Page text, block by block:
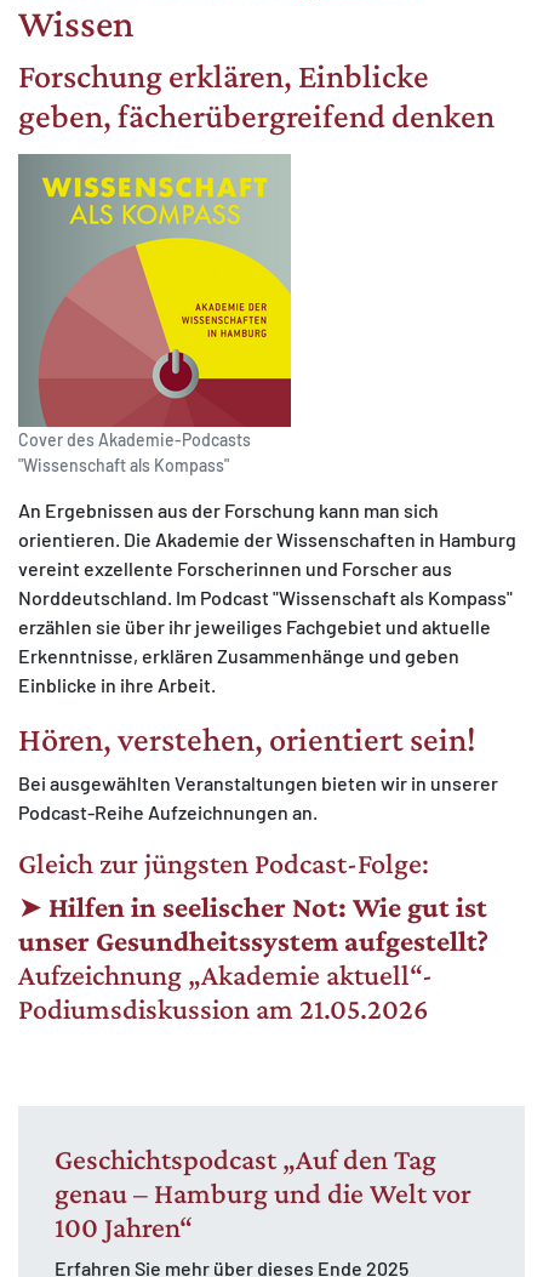
Wissen
Forschung erklären, Einblicke
geben, fächerübergreifend denken
Cover des Akademie-Podcasts
"Wissenschaft als Kompass"
An Ergebnissen aus der Forschung kann man sich
orientieren. Die Akademie der Wissenschaften in Hamburg
vereint exzellente Forscherinnen und Forscher aus
Norddeutschland. Im Podcast "Wissenschaft als Kompass"
erzählen sie über ihr jeweiliges Fachgebiet und aktuelle
Erkenntnisse, erklären Zusammenhänge und geben
Einblicke in ihre Arbeit.
Hören, verstehen, orientiert sein!
Bei ausgewählten Veranstaltungen bieten wir in unserer
Podcast-Reihe Aufzeichnungen an.
Gleich zur jüngsten Podcast-Folge:
➤ Hilfen in seelischer Not: Wie gut ist
unser Gesundheitssystem aufgestellt?
Aufzeichnung „Akademie aktuell“-
Podiumsdiskussion am 21.05.2026
Geschichtspodcast „Auf den Tag
genau – Hamburg und die Welt vor
100 Jahren“
Erfahren Sie mehr über dieses Ende 2025
MATOMO (INTERNE STATISTIK)
Statistik Cookies erfassen Informationen anonym.
Diese Informationen helfen uns zu verstehen, wie
unsere Besucher unsere Website nutzen.
Matomo